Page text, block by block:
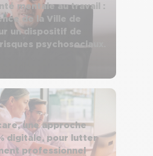
mentale au travail :
de la Ville de
un dispositif de
psychosociaux.
une approche
digitale, pour lutter
professionnel